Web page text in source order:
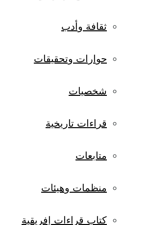
ثقافة وأدب
حوارات وتحقيقات
شخصيات
قراءات تاريخية
متابعات
منظمات وهيئات
كتاب قراءات إفريقية